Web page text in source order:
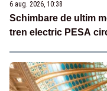
6 aug. 2026, 10:38
Schimbare de ultim
tren electric PESA